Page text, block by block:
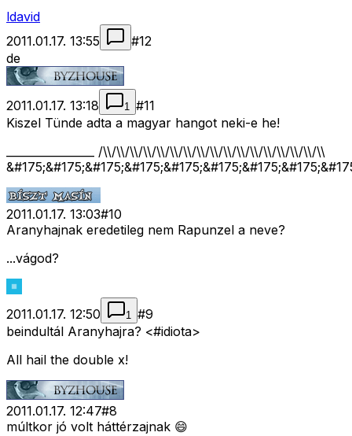
ldavid
2011.01.17. 13:55
#12
de
2011.01.17. 13:18 1 #11
Kiszel Tünde adta a magyar hangot neki-e he!
________________ /\\/\\/\\/\\/\\/\\/\\/\\/\\/\\/\\/\\/\\/\\/\\/\\/\\
2011.01.17. 13:03#10
Aranyhajnak eredetileg nem Rapunzel a neve?
...vágod?
2011.01.17. 12:50 1 #9
beindultál Aranyhajra? <#idiota>
All hail the double x!
2011.01.17. 12:47#8
múltkor jó volt háttérzajnak 😄